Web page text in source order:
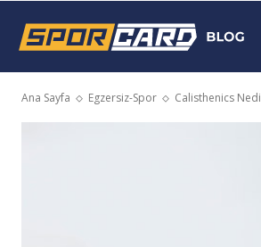
Ana Sayfa Egzersiz-Spor Calisthenics